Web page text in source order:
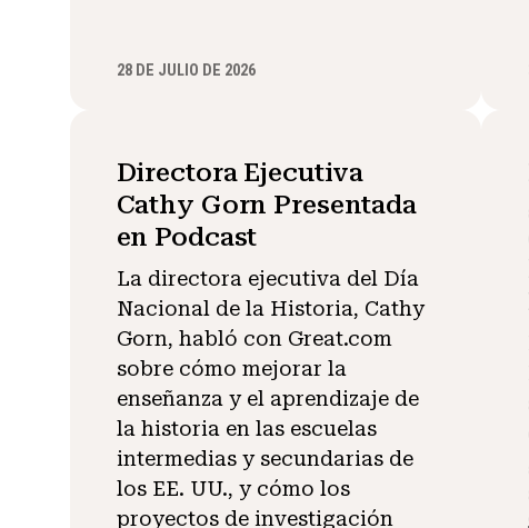
28 DE JULIO DE 2026
Directora Ejecutiva
Cathy Gorn Presentada
en Podcast
La directora ejecutiva del Día
Nacional de la Historia, Cathy
Gorn, habló con Great.com
sobre cómo mejorar la
enseñanza y el aprendizaje de
la historia en las escuelas
intermedias y secundarias de
los EE. UU., y cómo los
proyectos de investigación